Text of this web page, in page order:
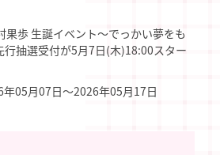
歩 生誕イベント～でっかい夢をも
行抽選受付が5月7日(木)18:00スター
年05月07日〜2026年05月17日